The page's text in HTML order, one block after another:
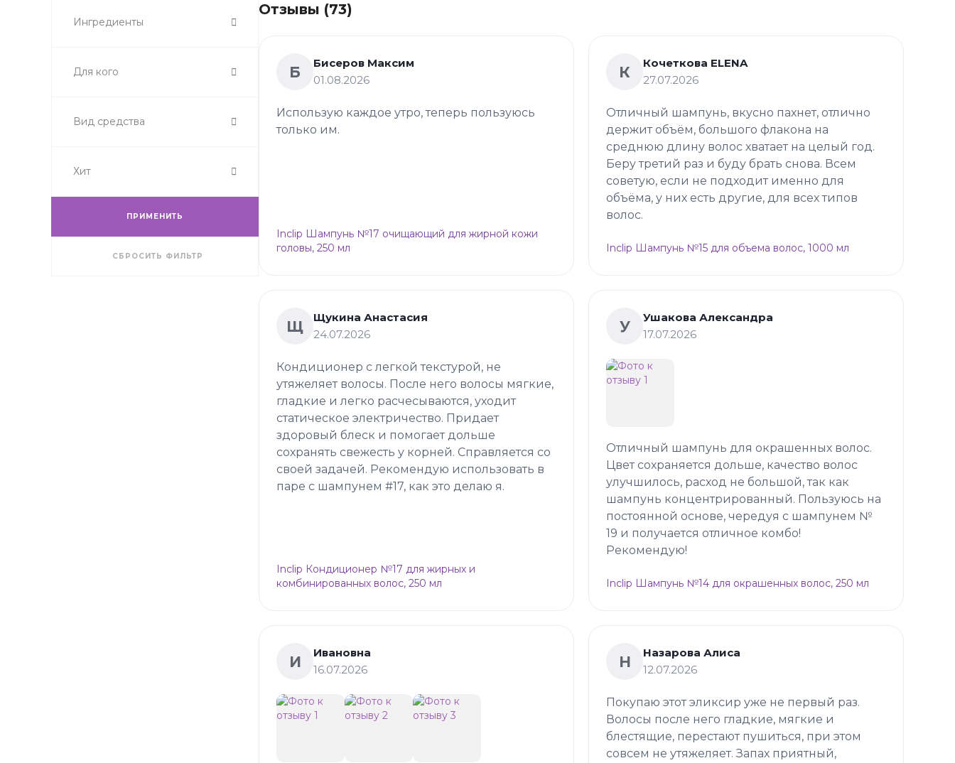
Ингредиенты
Для кого
Вид средства
Хит
ПРИМЕНИТЬ
СБРОСИТЬ ФИЛЬТР
Отзывы (73)
Б
Бисеров Максим
01.08.2026
Использую каждое утро, теперь пользуюсь
только им.
Inclip Шампунь №17 очищающий для жирной кожи
головы, 250 мл
К
Кочеткова ELENA
27.07.2026
Отличный шампунь, вкусно пахнет, отлично
держит объём, большого флакона на
среднюю длину волос хватает на целый год.
Беру третий раз и буду брать снова. Всем
советую, если не подходит именно для
объёма, у них есть другие, для всех типов
волос.
Inclip Шампунь №15 для объема волос, 1000 мл
Щ
Щукина Анастасия
24.07.2026
Кондиционер с легкой текстурой, не
утяжеляет волосы. После него волосы мягкие,
гладкие и легко расчесываются, уходит
статическое электричество. Придает
здоровый блеск и помогает дольше
сохранять свежесть у корней. Справляется со
своей задачей. Рекомендую использовать в
паре с шампунем #17, как это делаю я.
Inclip Кондиционер №17 для жирных и
комбинированных волос, 250 мл
У
Ушакова Александра
17.07.2026
Отличный шампунь для окрашенных волос.
Цвет сохраняется дольше, качество волос
улучшилось, расход не большой, так как
шампунь концентрированный. Пользуюсь на
постоянной основе, чередуя с шампунем №
19 и получается отличное комбо!
Рекомендую!
Inclip Шампунь №14 для окрашенных волос, 250 мл
И
Ивановна
16.07.2026
Н
Назарова Алиса
12.07.2026
Покупаю этот эликсир уже не первый раз.
Волосы после него гладкие, мягкие и
блестящие, перестают пушиться, при этом
совсем не утяжеляет. Запах приятный,